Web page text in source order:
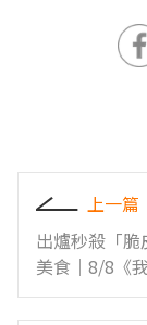
上一篇
出爐秒殺「
美食｜8/8《